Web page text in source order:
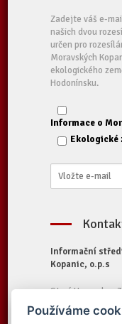
Zadejte váš e-
našich dvou
určen pro
Moravských
ekologického
Hodonínsku.
Informace o
Ekologické
Informační
Kopanic, o.p.s
Starý Hrozenkov
687 74 Starý
Používáme